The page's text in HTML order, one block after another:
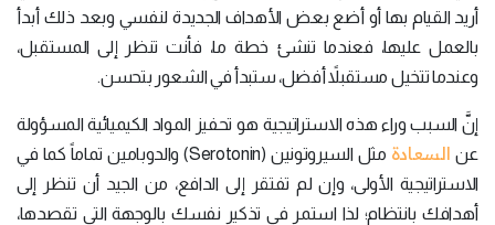
أريد القيام بها أو أضع بعض الأهداف الجديدة لنفسي وبعد ذلك أبدأ
بالعمل عليها، فعندما تنشئ خطة ما، فأنت تنظر إلى المستقبل،
وعندما تتخيل مستقبلاً أفضل، ستبدأ في الشعور بتحسن.
إنَّ السبب وراء هذه الاستراتيجية هو تحفيز المواد الكيميائية المسؤولة
عن السعادة
مثل السيروتونين (Serotonin) والدوبامين تماماً كما في
الاستراتيجية الأولى، وإن لم تفتقر إلى الدافع، من الجيد أن تنظر إلى
أهدافك بانتظام؛ لذا استمر في تذكير نفسك بالوجهة التي تقصدها،